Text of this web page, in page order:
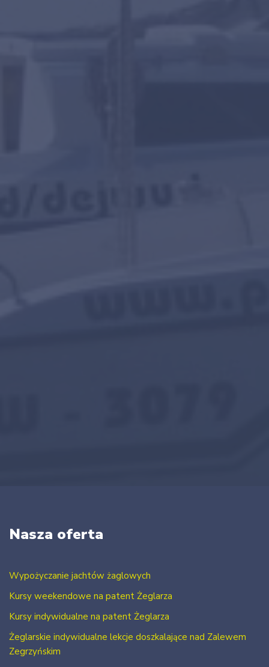
Nasza oferta
Wypożyczanie jachtów żaglowych
Kursy weekendowe na patent Żeglarza
Kursy indywidualne na patent Żeglarza
Żeglarskie indywidualne lekcje doszkalające nad Zalewem
Zegrzyńskim